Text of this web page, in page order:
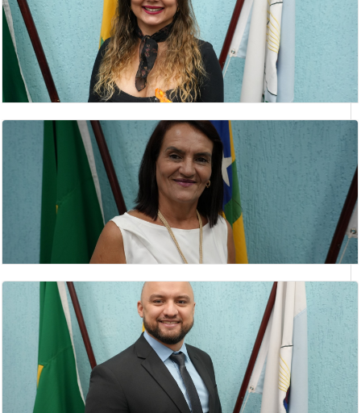
RODRIGO ALVES CARVELO
vereador
ROSÂNGELA SANTANA FERREIRA
Vereador(a)
SILVIA APARECIDA ROSA
vereadora